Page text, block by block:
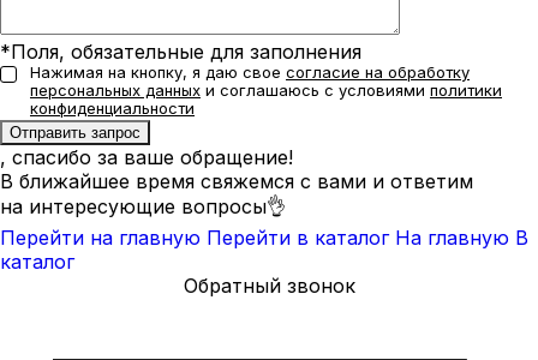
*Поля, обязательные для заполнения
Нажимая на кнопку, я даю свое согласие на обработку
персональных данных и соглашаюсь с условиями политики
конфиденциальности
, спасибо за ваше обращение!
В ближайшее время свяжемся с вами и ответим
на интересующие вопросы👌
Перейти на главную Перейти в каталог На главную В
каталог
Обратный звонок